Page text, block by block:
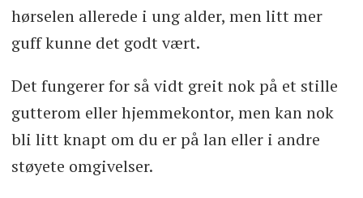
hørselen allerede i ung alder, men litt mer
guff kunne det godt vært.
Det fungerer for så vidt greit nok på et stille
gutterom eller hjemmekontor, men kan nok
bli litt knapt om du er på lan eller i andre
støyete omgivelser.